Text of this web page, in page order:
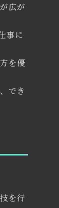
広が
事に
を優
でき
を行